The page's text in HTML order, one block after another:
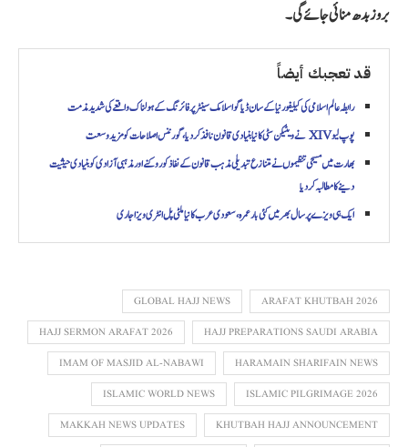
بروز بدھ منائی جائے گی۔
قد تعجبك أيضاً
رابطہ عالم اسلامی کی کیلیفورنیا کے سان ڈیاگو اسلامک سینٹر پر فائرنگ کے ہولناک واقعے کی شدید مذمت
پوپ لیو XIV نے ویٹیکن سٹی کا نیا بنیادی قانون نافذ کر دیا، گورننس اصلاحات کو مزید وسعت
بھارت میں مسیحی تنظیموں نے متنازع تبدیلی مذہب قانون کے نفاذ کو روکنے اور مذہبی آزادی کو بنیادی حیثیت
دینے کا مطالبہ کردیا
ایک ہی ویزے پر سال بھر میں کئی بار عمرہ، سعودی عرب کا نیا ملٹی پل انٹری ویزا جاری
ARAFAT KHUTBAH 2026
GLOBAL HAJJ NEWS
HAJJ PREPARATIONS SAUDI ARABIA
HAJJ SERMON ARAFAT 2026
HARAMAIN SHARIFAIN NEWS
IMAM OF MASJID AL-NABAWI
ISLAMIC PILGRIMAGE 2026
ISLAMIC WORLD NEWS
KHUTBAH HAJJ ANNOUNCEMENT
MAKKAH NEWS UPDATES